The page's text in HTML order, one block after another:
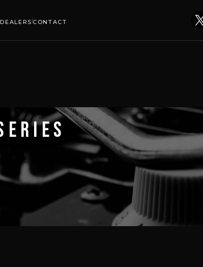
DEALERS CONTACT